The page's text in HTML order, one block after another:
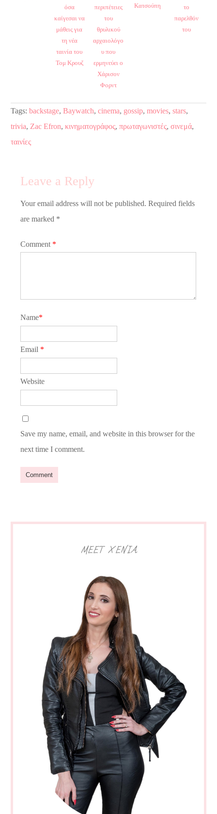
όσα
καίγεσαι να
μάθεις για
τη νέα
ταινία του
Τομ Κρουζ
περιπέτειες
του
θρυλικού
αρχαιολόγο
υ που
ερμηνεύει ο
Χάρισον
Φορντ
Κατσούπη
το
παρελθόν
του
Tags:backstage,Baywatch,cinema, gossip,movies,stars,
trivia, Zac Efron,κινηματογράφος,πρωταγωνιστές,σινεμά,
ταινίες
Leave a Reply
Your email address will not be published. Required fields
are marked *
Comment *
Name*
Email *
Website
Save my name, email, and website in this browser for the
next time I comment.
MEET XENIA